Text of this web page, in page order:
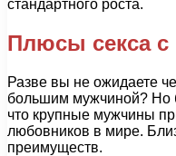
стандартного роста.
Плюсы секса
Разве вы не ожидаете
большим мужчиной? Но
что крупные мужчины
любовников в мире.
преимуществ.